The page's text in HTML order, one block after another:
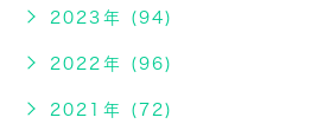
2023年 (94)
2022年 (96)
2021年 (72)